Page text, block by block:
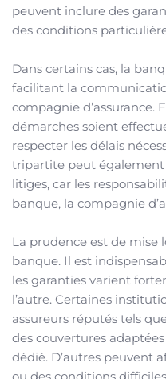
peuvent inclure des
des conditions
Dans certains cas, la
facilitant la
compagnie d’assurance.
démarches soient
respecter les délais
tripartite peut
litiges, car les
banque, la compagnie
La prudence est de mise
banque. Il est
les garanties varient
l’autre. Certaines
assureurs réputés tels
des couvertures
dédié. D’autres peuvent